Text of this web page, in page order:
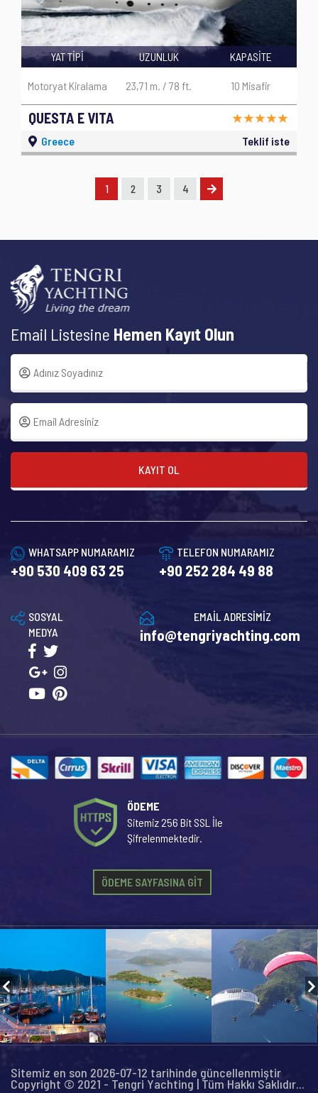
QUESTA E VITA
YAT TİPİ
Motoryat Kiralama
UZUNLUK
23,71 m. / 78 ft.
KAPASİTE
10 Misafir
Greece Teklif iste
1 2 3 4
Email Listesine Hemen Kayıt Olun
KAYIT OL
WHATSAPP NUMARAMIZ
+90 530 409 63 25
TELEFON NUMARAMIZ
+90 252 284 49 88
EMAİL ADRESİMİZ
info@tengriyachting.com
SOSYAL
MEDYA
ÖDEME
Sitemiz 256 Bit SSL İle
Şifrelenmektedir.
ÖDEME SAYFASINA GİT
Sitemiz en son 2026-07-12 tarihinde güncellenmiştir
Copyright © 2021 - Tengri Yachting | Tüm Hakkı Saklıdır...